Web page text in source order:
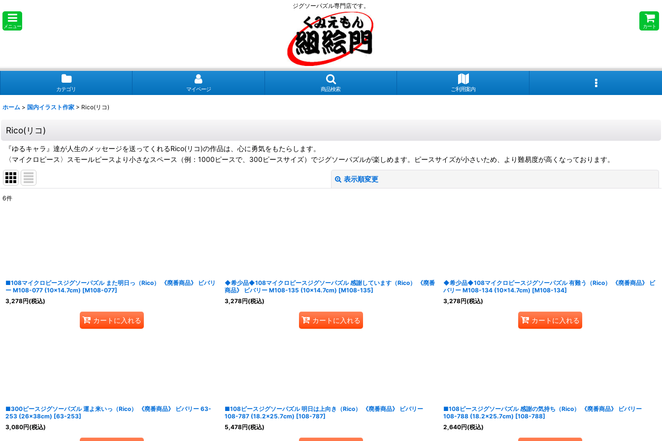
ジグソーパズル専門店です。
メニュー カート
カテゴリ マイページ 商品検索 ご利用案内
ホーム > 国内イラスト作家 > Rico(リコ)
Rico(リコ)
『ゆるキャラ』達が人生のメッセージを送ってくれるRico(リコ)の作品は、心に勇気をもたらします。
〈マイクロピース〉スモールピースより小さなスペース（例：1000ピースで、300ピースサイズ）でジグソーパズルが楽しめます。ピースサイズが小さいため、より難易度が高くなっております。
表示順変更
6件
■108マイクロピースジグソーパズル また明日っ（Rico） 《廃番商品》 ビバリ
ー M108-077 (10×14.7cm) [M108-077]
3,278円(税込)
カートに入れる
◆希少品◆108マイクロピースジグソーパズル 感謝しています（Rico） 《廃番
商品》 ビバリー M108-135 (10×14.7cm) [M108-135]
3,278円(税込)
カートに入れる
◆希少品◆108マイクロピースジグソーパズル 有難う（Rico） 《廃番商品》 ビ
バリー M108-134 (10×14.7cm) [M108-134]
3,278円(税込)
カートに入れる
■300ピースジグソーパズル 運よ来いっ（Rico） 《廃番商品》 ビバリー 63-
253 (26×38cm) [63-253]
3,080円(税込)
■108ピースジグソーパズル 明日は上向き（Rico） 《廃番商品》 ビバリー
108-787 (18.2×25.7cm) [108-787]
5,478円(税込)
■108ピースジグソーパズル 感謝の気持ち（Rico） 《廃番商品》 ビバリー
108-788 (18.2×25.7cm) [108-788]
2,640円(税込)